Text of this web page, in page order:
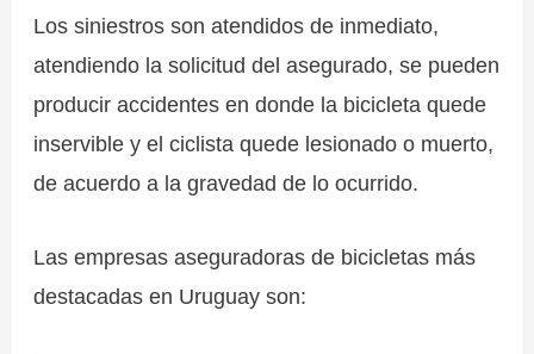
Los siniestros son atendidos de inmediato,
atendiendo la solicitud del asegurado, se pueden
producir accidentes en donde la bicicleta quede
inservible y el ciclista quede lesionado o muerto,
de acuerdo a la gravedad de lo ocurrido.
Las empresas aseguradoras de bicicletas más
destacadas en Uruguay son: